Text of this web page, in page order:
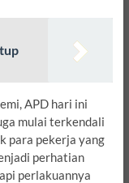
APD hari ini
mulai terkendali
para pekerja yang
perhatian
perlakuannya